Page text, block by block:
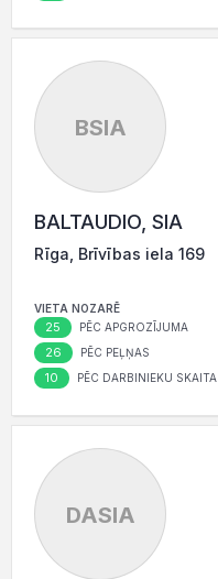
BSIA
BALTAUDIO, SIA
Rīga, Brīvības iela 169
VIETA NOZARĒ
25 PĒC APGROZĪJUMA
26 PĒC PEĻŅAS
10 PĒC DARBINIEKU SKAITA
DASIA